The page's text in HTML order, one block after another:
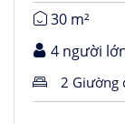
30 m²
4 người
2 Giường